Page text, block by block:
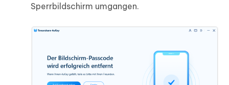
Sperrbildschirm umgangen.